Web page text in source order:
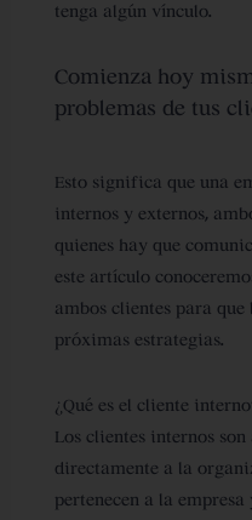
tenga algún vínculo.
Comienza hoy
problemas de tus
Esto significa que una
internos y externos,
quienes hay que
este artículo
ambos clientes para que
próximas estrategias.
¿Qué es el cliente
Los clientes internos
directamente a la
pertenecen a la